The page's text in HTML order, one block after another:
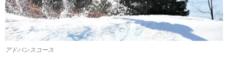
アドバンスコース